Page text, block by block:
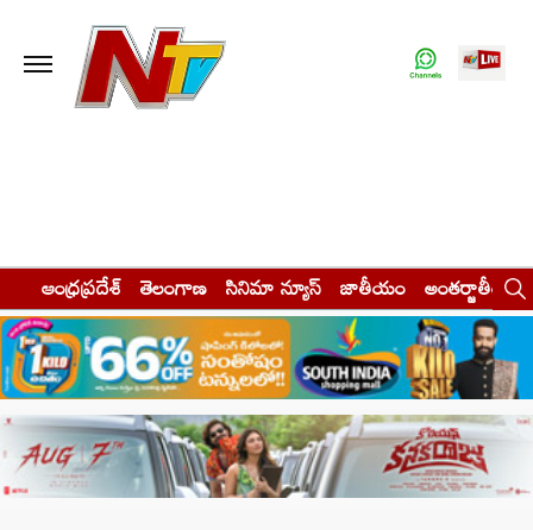
ఆంధ్రప్రదేశ్ తెలంగాణ సినిమా న్యూస్ జాతీయం అంతర్జాతీయం